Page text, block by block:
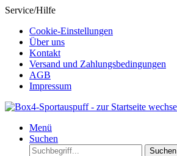
Service/Hilfe
Cookie-Einstellungen
Über uns
Kontakt
Versand und Zahlungsbedingungen
AGB
Impressum
Menü
Suchen
Suchen